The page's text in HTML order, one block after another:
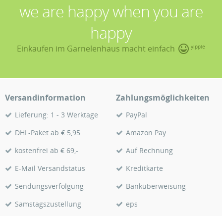
we are happy when you are
happy
Einkaufen im Garnelenhaus macht einfach yippie
Versandinformation
Lieferung: 1 - 3 Werktage
DHL-Paket ab € 5,95
kostenfrei ab € 69,-
E-Mail Versandstatus
Sendungsverfolgung
Samstagszustellung
Zahlungsmöglichkeiten
PayPal
Amazon Pay
Auf Rechnung
Kreditkarte
Banküberweisung
eps